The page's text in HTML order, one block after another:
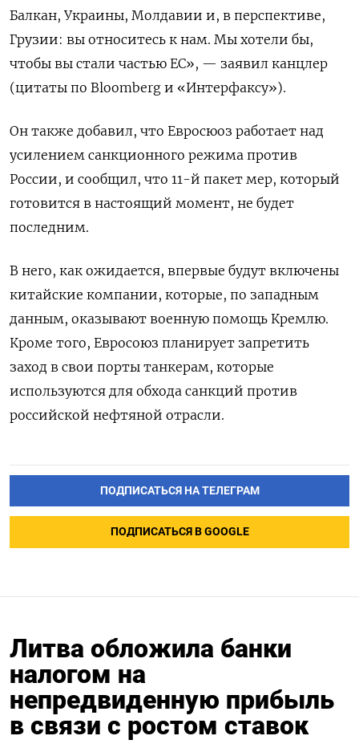
Балкан, Украины, Молдавии и, в перспективе,
Грузии: вы относитесь к нам. Мы хотели бы,
чтобы вы стали частью ЕС», — заявил канцлер
(цитаты по Bloomberg и «Интерфаксу»).
Он также добавил, что Евросюоз работает над
усилением санкционного режима против
России, и сообщил, что 11-й пакет мер, который
готовится в настоящий момент, не будет
последним.
В него, как ожидается, впервые будут включены
китайские компании, которые, по западным
данным, оказывают военную помощь Кремлю.
Кроме того, Евросоюз планирует запретить
заход в свои порты танкерам, которые
используются для обхода санкций против
российской нефтяной отрасли.
ПОДПИСАТЬСЯ НА ТЕЛЕГРАМ
ПОДПИСАТЬСЯ В GOOGLE
Литва обложила банки
налогом на
непредвиденную прибыль
в связи с ростом ставок